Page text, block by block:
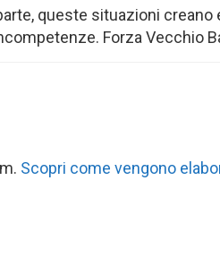
queste situazioni
Forza Vecchio
Scopri come vengono